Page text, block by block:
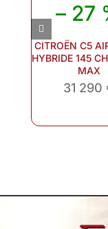
– 27
CITROËN C5
HYBRIDE 145
MAX
31 290